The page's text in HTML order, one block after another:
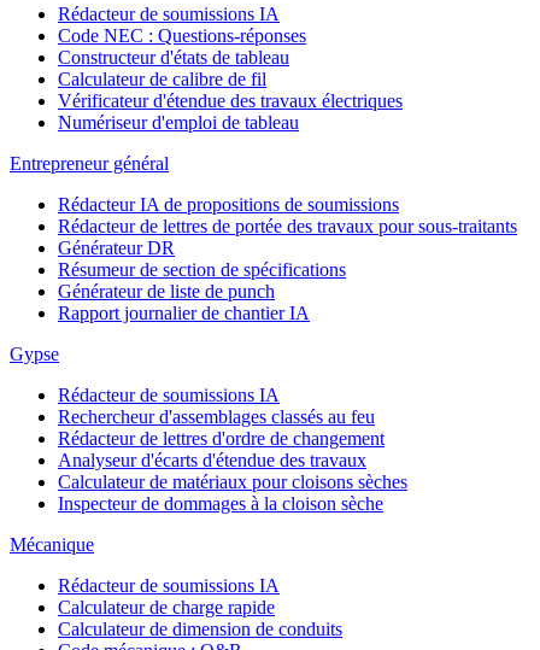
Rédacteur de soumissions IA
Code NEC : Questions-réponses
Constructeur d'états de tableau
Calculateur de calibre de fil
Vérificateur d'étendue des travaux électriques
Numériseur d'emploi de tableau
Entrepreneur général
Rédacteur IA de propositions de soumissions
Rédacteur de lettres de portée des travaux pour sous-traitants
Générateur DR
Résumeur de section de spécifications
Générateur de liste de punch
Rapport journalier de chantier IA
Gypse
Rédacteur de soumissions IA
Rechercheur d'assemblages classés au feu
Rédacteur de lettres d'ordre de changement
Analyseur d'écarts d'étendue des travaux
Calculateur de matériaux pour cloisons sèches
Inspecteur de dommages à la cloison sèche
Mécanique
Rédacteur de soumissions IA
Calculateur de charge rapide
Calculateur de dimension de conduits